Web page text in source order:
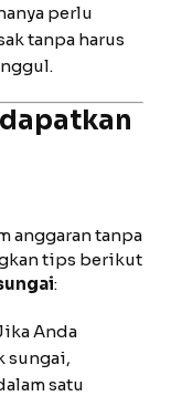
perlu
tanpa harus
anggaran tanpa
tips berikut
:
Anda
sungai,
satu